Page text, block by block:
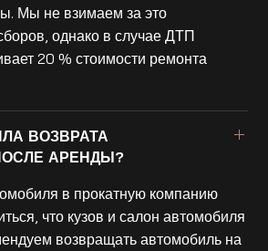
Мы не взимаем за это
однако в случае ДТП
20 % стоимости ремонта
ВОЗВРАТА
АРЕНДЫ?
в прокатную компанию
что кузов и салон автомобиля
возвращать автомобиль на